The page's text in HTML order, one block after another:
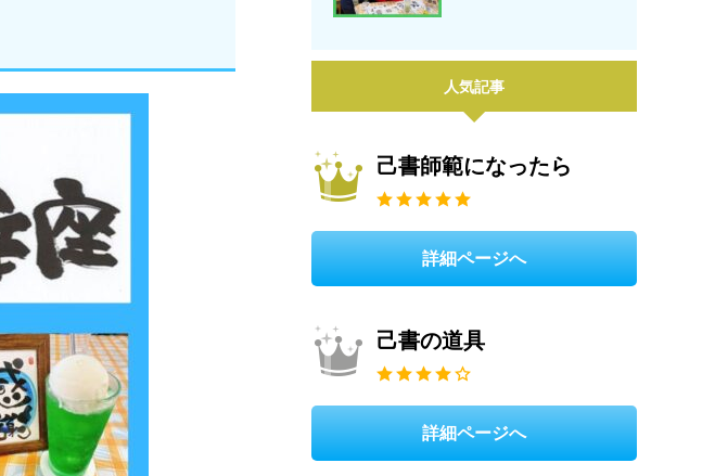
人気記事
己書師範になったら
詳細ページへ
己書の道具
詳細ページへ